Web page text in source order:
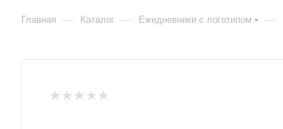
Главная — Каталог — Ежедневники c логотипом —